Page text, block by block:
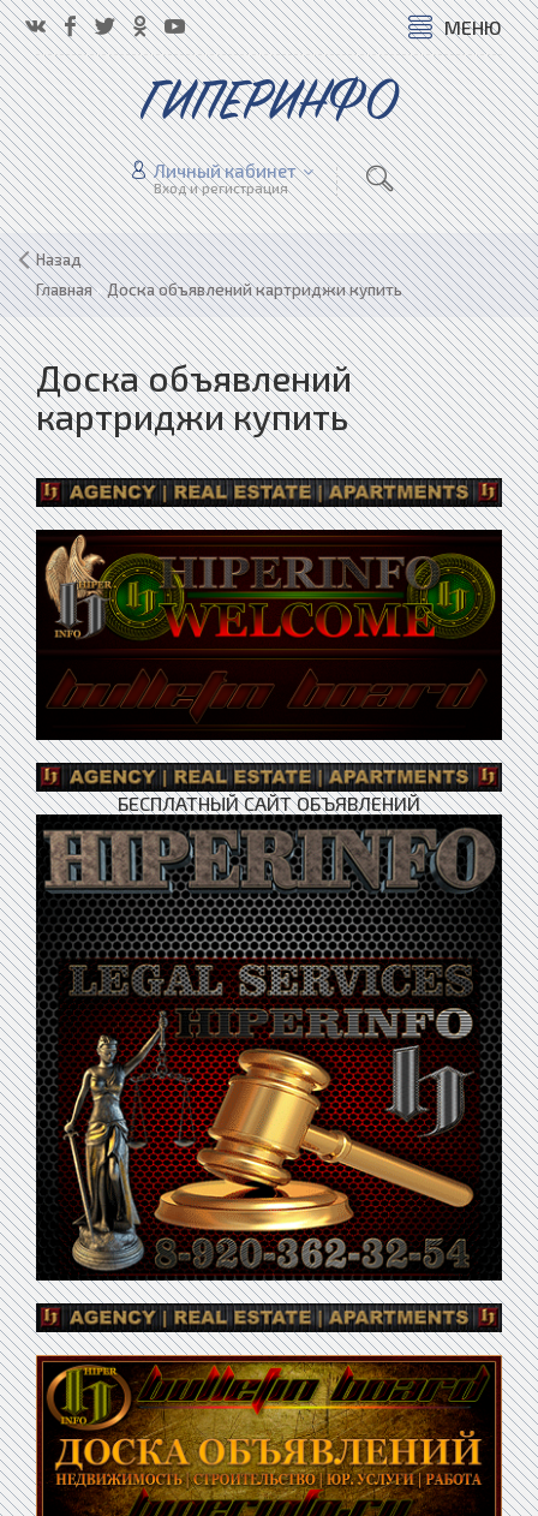
МЕНЮ
ГИПЕРИНФО
Личный кабинет
Вход и регистрация
Назад
Главная»Доска объявлений картриджи купить
Доска объявлений
картриджи купить
БЕСПЛАТНЫЙ САЙТ ОБЪЯВЛЕНИЙ